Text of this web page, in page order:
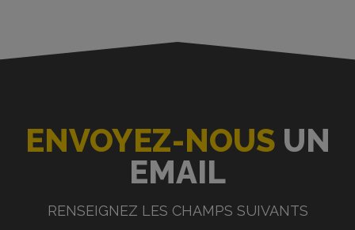
ENVOYEZ-NOUS UN
EMAIL
RENSEIGNEZ LES CHAMPS SUIVANTS